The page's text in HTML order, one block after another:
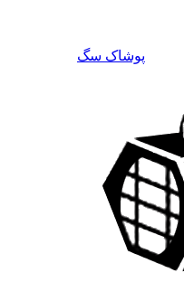
پوشاک سگ